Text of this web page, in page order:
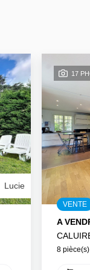
Lucie
17
VENTE
8